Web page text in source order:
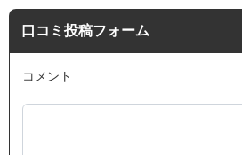
口コミ投稿フォーム
コメント